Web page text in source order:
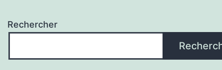
Rechercher